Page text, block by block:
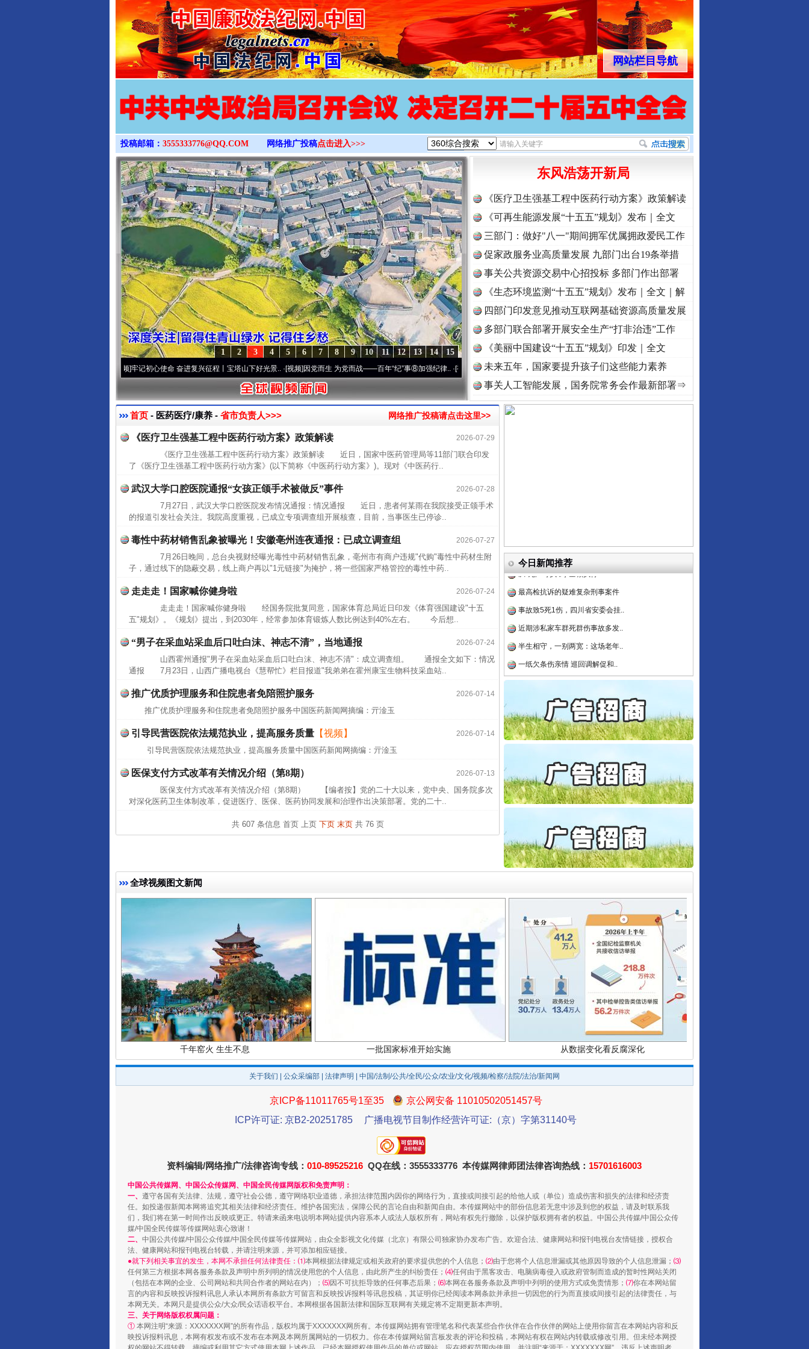
>
网站栏目导航
投稿邮箱： 3555333776@QQ.COM 网络推广投稿点击进入>>>
15
14
13
12
11
10
9
8
7
6
5
4
3
2
1
牢记初心使命 奋进复兴征程丨宝塔山下好光景..·[视频]因党而生 为党而战——百年“纪”事⑧加强纪律..·[视频]牢记初心使命 奋进复兴征程丨“转折之城”激荡..·[视频]牢记初心使命 奋进复兴征程丨红船起航处 潮起..
东风浩荡开新局
《医疗卫生强基工程中医药行动方案》政策解读
《可再生能源发展“十五五”规划》发布｜全文
三部门：做好"八一"期间拥军优属拥政爱民工作
促家政服务业高质量发展 九部门出台19条举措
事关公共资源交易中心招投标 多部门作出部署
《生态环境监测“十五五”规划》发布｜全文｜解
读
四部门印发意见推动互联网基础资源高质量发展
多部门联合部署开展安全生产“打非治违”工作
《美丽中国建设“十五五”规划》印发｜全文
未来五年，国家要提升孩子们这些能力素养
事关人工智能发展，国务院常务会作最新部署⇒
首页 - 医药医疗/康养 - 省市负责人>>> 网络推广投稿请点击这里>>
2026-07-29
《医疗卫生强基工程中医药行动方案》政策解读
《医疗卫生强基工程中医药行动方案》政策解读 近日，国家中医药管理局等11部门联合印发
了《医疗卫生强基工程中医药行动方案》(以下简称《中医药行动方案》)。现对《中医药行..
2026-07-28
武汉大学口腔医院通报“女孩正颌手术被做反”事件
7月27日，武汉大学口腔医院发布情况通报：情况通报 近日，患者何某雨在我院接受正颌手术
的报道引发社会关注。我院高度重视，已成立专项调查组开展核查，目前，当事医生已停诊..
2026-07-27
毒性中药材销售乱象被曝光！安徽亳州连夜通报：已成立调查组
7月26日晚间，总台央视财经曝光毒性中药材销售乱象，亳州市有商户违规"代购"毒性中药材生附
子，通过线下的隐蔽交易，线上商户再以"1元链接"为掩护，将一些国家严格管控的毒性中药..
2026-07-24
走走走！国家喊你健身啦
走走走！国家喊你健身啦 经国务院批复同意，国家体育总局近日印发《体育强国建设"十五
五"规划》。《规划》提出，到2030年，经常参加体育锻炼人数比例达到40%左右。 今后想..
2026-07-24
“男子在采血站采血后口吐白沫、神志不清”，当地通报
山西霍州通报"男子在采血站采血后口吐白沫、神志不清"：成立调查组。 通报全文如下：情况
通报 7月23日，山西广播电视台《慧帮忙》栏目报道"我弟弟在霍州康宝生物科技采血站..
2026-07-14
推广优质护理服务和住院患者免陪照护服务
推广优质护理服务和住院患者免陪照护服务中国医药新闻网摘编：亓淦玉
2026-07-14
引导民营医院依法规范执业，提高服务质量 【视频】
引导民营医院依法规范执业，提高服务质量中国医药新闻网摘编：亓淦玉
2026-07-13
医保支付方式改革有关情况介绍（第8期）
医保支付方式改革有关情况介绍（第8期） 【编者按】党的二十大以来，党中央、国务院多次
对深化医药卫生体制改革，促进医疗、医保、医药协同发展和治理作出决策部署。党的二十..
共 607 条信息 首页 上页 下页 末页共 76 页
今日新闻推荐
从“无产可执”到“全额执行”
最高检抗诉的疑难复杂刑事案件
事故致5死1伤，四川省安委会挂..
近期涉私家车群死群伤事故多发..
半生相守，一别两宽：这场老年..
一纸欠条伤亲情 巡回调解促和..
26万保费，离婚时为何要分走一..
传销头目出狱后办书院暴力管教..
四川省公安厅征集新型黑恶违法..
中方对6家美国实体采取反制措..
官方通报西安赛格商场坠亡事件
从“无产可执”到“全额执行”
最高检抗诉的疑难复杂刑事案件
事故致5死1伤，四川省安委会挂..
全球视频图文新闻
完善运行机制助力责任有效落实 一纸欠条伤亲情 巡回调解促和解.. 行业协会接连发公告
东山县通报“牛蛙产品抗生素超标问题”
千年窑火 生生不息 一批国家标准开始实施 从数据变化看反腐深化
揭开“小金库”的免责幌子 以产业富民促振兴 酒驾未被当场查获能处罚吗
关于我们 公众采编部 法律声明 | 中国/法制/公共/全民/公众/农业/文化/视频/检察/法院/法治/新闻网
京ICP备11011765号1至35
京公网安备 11010502051457号
ICP许可证: 京B2-20251785
广播电视节目制作经营许可证:（京）字第31140号
资料编辑/网络推广/法律咨询专线： 010-89525216 QQ在线：3555333776 本传媒网律师团法律咨询热线： 15701616003
中国公共传媒网、中国公众传媒网、中国全民传媒网版权和免责声明：
一、 遵守各国有关法律、法规，遵守社会公德，遵守网络职业道德，承担法律范围内因你的网络行为，直接或间接引起的给他人或（单位）造成伤害和损失的法律和经济责
任。如投递假新闻本网将追究其相关法律和经济责任。维护各国宪法，保障公民的言论自由和新闻自由。本传媒网站中的部份信息若无意中涉及到您的权益，请及时联系我
们，我们将在第一时间作出反映或更正。特请来函来电说明本网站提供内容系本人或法人版权所有，网站有权先行撤除，以保护版权拥有者的权益。中国公共传媒/中国公众传
媒/中国全民传媒等传媒网站衷心致谢！
二、 中国公共传媒/中国公众传媒/中国全民传媒等传媒网站，由众全影视文化传媒（北京）有限公司独家协办发布广告。欢迎合法、健康网站和报刊电视台友情链接，授权合
法、健康网站和报刊电视台转载，并请注明来源，并可添加相应链接。
●就下列相关事宜的发生，本网不承担任何法律责任：⑴本网根据法律规定或相关政府的要求提供您的个人信息； ⑵由于您将个人信息泄漏或其他原因导致的个人信息泄漏； ⑶
任何第三方根据本网各服务条款及声明中所列明的情况使用您的个人信息，由此所产生的纠纷责任； ⑷任何由于黑客攻击、电脑病毒侵入或政府管制而造成的暂时性网站关闭
（包括在本网的企业、公司网站和共同合作者的网站在内）； ⑸因不可抗拒导致的任何事态后果； ⑹本网在各服务条款及声明中列明的使用方式或免责情形； ⑺你在本网站留
言的内容和反映投诉报料讯息人承认本网所有条款方可留言和反映投诉报料等讯息投稿，其证明你已经阅读本网条款并承担一切因您的行为而直接或间接引起的法律责任，与
本网无关。本网只是提供公众/大众/民众话语权平台。本网根据各国新法律和国际互联网有关规定将不定期更新本声明。
三、关于网络版权权属问题：
① 本网注明“来源：XXXXXXX网”的所有作品，版权均属于XXXXXXX网所有。本传媒网站拥有管理笔名和代表某些合作伙伴在合作伙伴的网站上使用你留言在本网站内容和反
映投诉报料讯息，本网有权发布或不发布在本网及本网所属网站的一切权力。你在本传媒网站留言板发表的评论和投稿，本网站有权在网站内转载或修改引用。但未经本网授